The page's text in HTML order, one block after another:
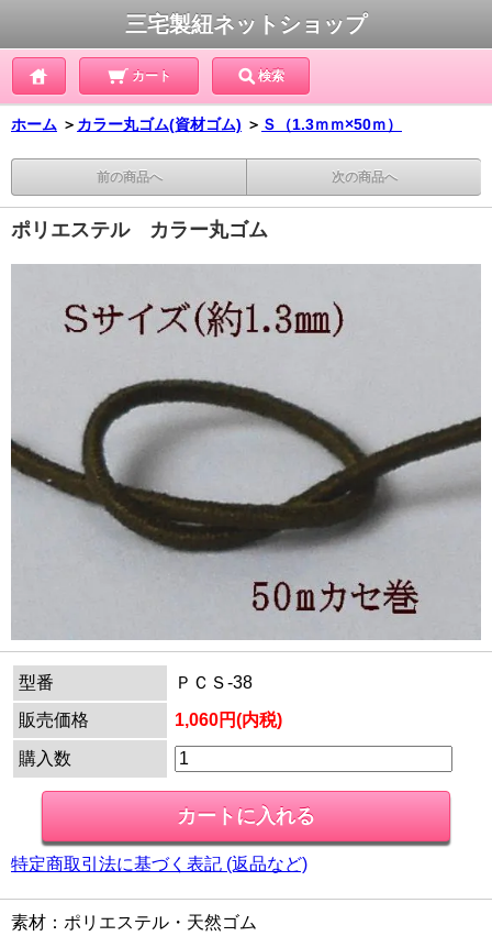
三宅製紐ネットショップ
カート 検索
ホーム ＞ カラー丸ゴム(資材ゴム) ＞ Ｓ（1.3ｍｍ×50ｍ）
前の商品へ 次の商品へ
ポリエステル カラー丸ゴム
型番
ＰＣＳ-38
販売価格
1,060円(内税)
購入数
特定商取引法に基づく表記 (返品など)
素材：ポリエステル・天然ゴム